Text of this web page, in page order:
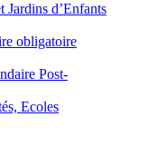
Jardins d’Enfants
obligatoire
Post-
Ecoles